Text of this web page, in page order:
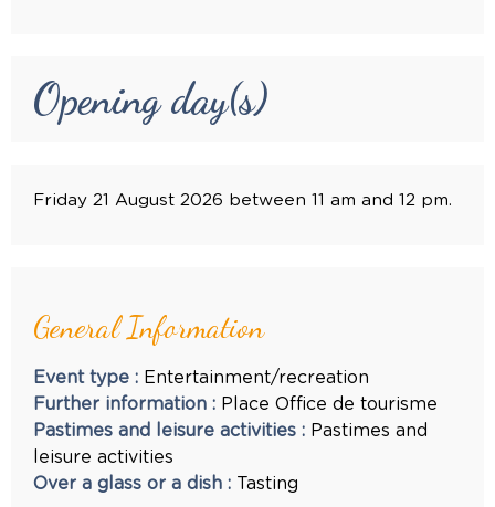
Opening day(s)
Friday 21 August 2026 between 11 am and 12 pm.
General Information
Event type : Entertainment/recreation
Further information : Place Office de tourisme
Pastimes and leisure activities : Pastimes and
leisure activities
Over a glass or a dish : Tasting